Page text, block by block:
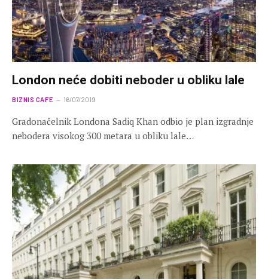
London neće dobiti neboder u obliku lale
BIZNIS CAFE 16/07/2019
Gradonačelnik Londona Sadiq Khan odbio je plan izgradnje
nebodera visokog 300 metara u obliku lale…